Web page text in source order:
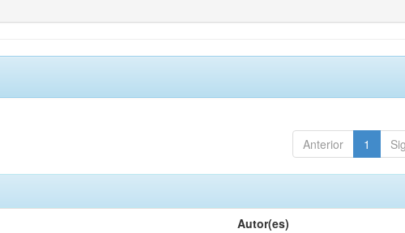
Anterior 1
Autor(es)